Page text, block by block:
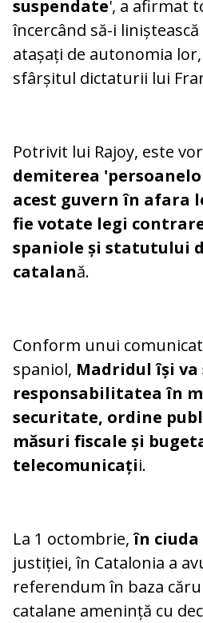
suspendate', a afirmat
încercând să-i
atașați de autonomia
sfârșitul dictaturii lui
Potrivit lui Rajoy, este
demiterea
acest guvern în afara
fie votate legi
spaniole și statutului
catalană.
Conform unui
spaniol, Madridul își va
responsabilitatea în
securitate, ordine
măsuri fiscale și
telecomunicații.
La 1 octombrie,în
justiției, în Catalonia a
referendum în baza
catalane amenință cu